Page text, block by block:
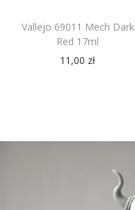
Vallejo 69011 Mech Dark
Red 17ml
11,00 zł